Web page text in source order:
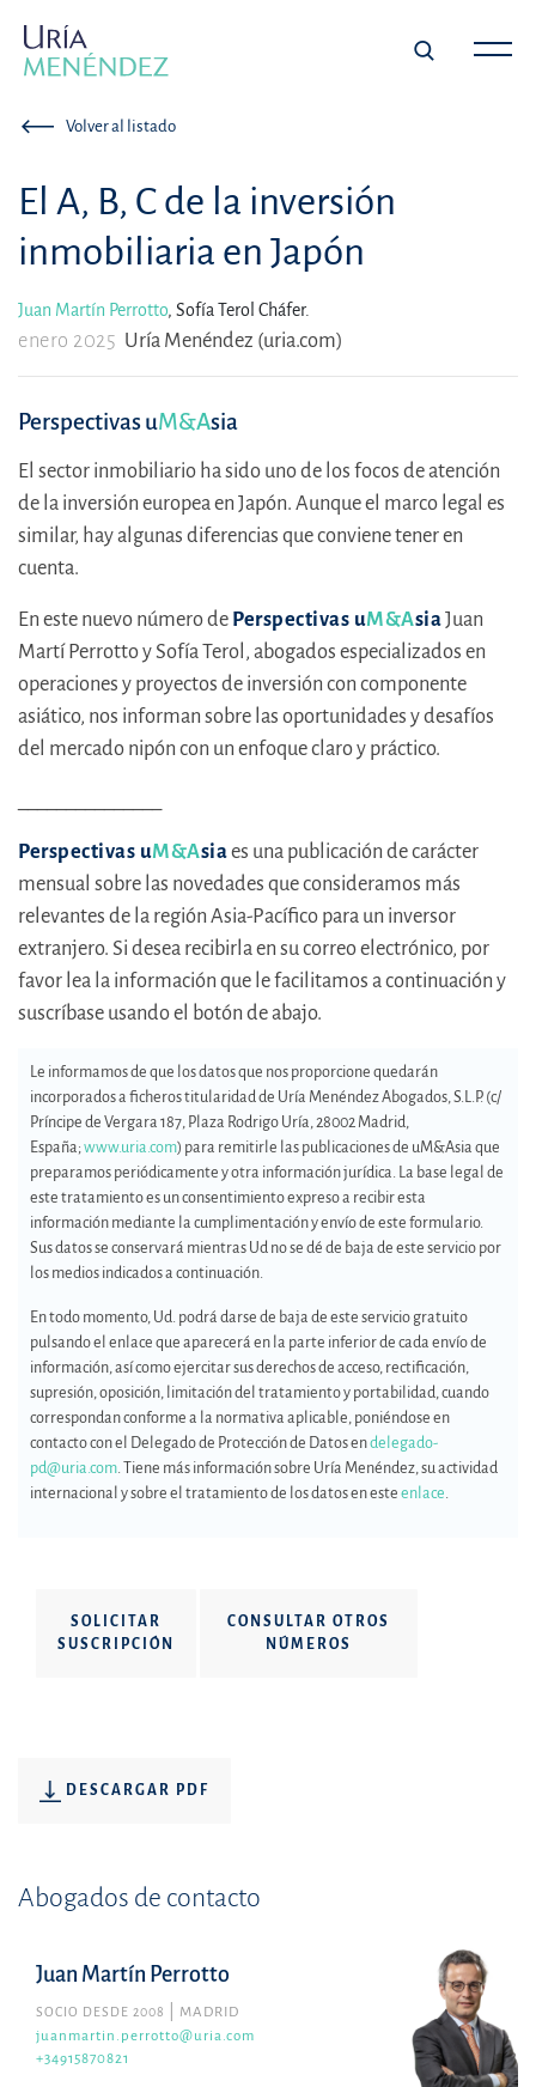
Volver al listado
El A, B, C de la inversión
inmobiliaria en Japón
Juan Martín Perrotto, Sofía Terol Cháfer.
enero 2025 Uría Menéndez (uria.com)
Perspectivas uM&Asia
El sector inmobiliario ha sido uno de los focos de atención
de la inversión europea en Japón. Aunque el marco legal es
similar, hay algunas diferencias que conviene tener en
cuenta.
En este nuevo número de Perspectivas uM&AsiaJuan
Martí Perrotto y Sofía Terol, abogados especializados en
operaciones y proyectos de inversión con componente
asiático, nos informan sobre las oportunidades y desafíos
del mercado nipón con un enfoque claro y práctico.
Perspectivas uM&Asiaes una publicación de carácter
mensual sobre las novedades que consideramos más
relevantes de la región Asia-Pacífico para un inversor
extranjero. Si desea recibirla en su correo electrónico, por
favor lea la información que le facilitamos a continuación y
suscríbase usando el botón de abajo.
Le informamos de que los datos que nos proporcione quedarán
incorporados a ficheros titularidad de Uría Menéndez Abogados, S.L.P. (c/
Príncipe de Vergara 187, Plaza Rodrigo Uría, 28002 Madrid,
España;www.uria.com) para remitirle las publicaciones de uM&Asia que
preparamos periódicamente y otra información jurídica. La base legal de
este tratamiento es un consentimiento expreso a recibir esta
información mediante la cumplimentación y envío de este formulario.
Sus datos se conservará mientras Ud no se dé de baja de este servicio por
los medios indicados a continuación.
En todo momento, Ud. podrá darse de baja de este servicio gratuito
pulsando el enlace que aparecerá en la parte inferior de cada envío de
información, así como ejercitar sus derechos de acceso, rectificación,
supresión, oposición, limitación del tratamiento y portabilidad, cuando
correspondan conforme a la normativa aplicable, poniéndose en
contacto con el Delegado de Protección de Datos endelegado-
pd@uria.com. Tiene más información sobre Uría Menéndez, su actividad
internacional y sobre el tratamiento de los datos en este enlace.
SOLICITAR
SUSCRIPCIÓN
CONSULTAR OTROS
NÚMEROS
DESCARGAR PDF
Abogados de contacto
Juan Martín Perrotto
SOCIO DESDE 2008
MADRID
juanmartin.perrotto@uria.com
+34915870821